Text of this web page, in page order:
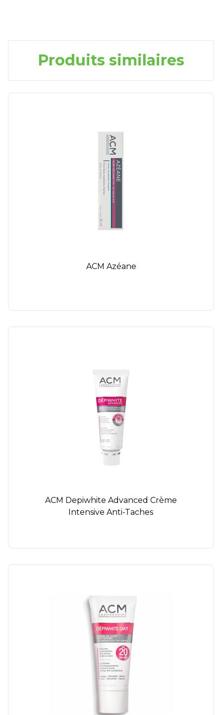
Produits similaires
ACM Azéane
ACM Depiwhite Advanced Crème
Intensive Anti-Taches